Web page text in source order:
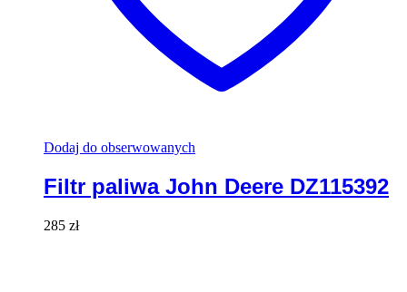
Dodaj do obserwowanych
Filtr paliwa John Deere DZ115392
285 zł